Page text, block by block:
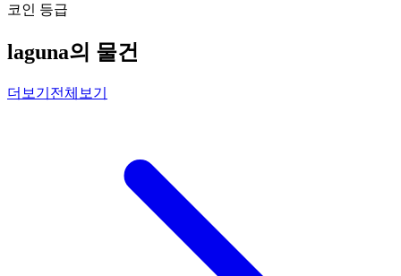
코인 등급
laguna의 물건
더보기 전체보기